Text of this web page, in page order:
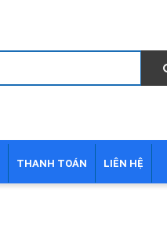
THANH TOÁN LIÊN HỆ